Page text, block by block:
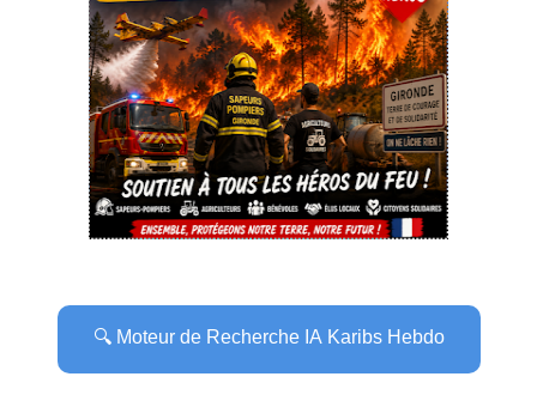
🔍 Moteur de Recherche IA Karibs Hebdo